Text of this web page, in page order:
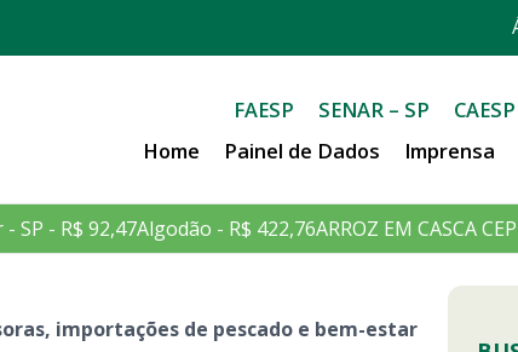
FAESP SENAR – SP CAESP
Home
Painel de Dados Imprensa
- SP - R$ 92,47Algodão - R$ 422,76ARROZ EM CASCA
importações de pescado e bem-estar